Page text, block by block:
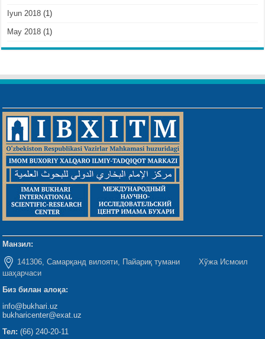
Iyun 2018 (1)
May 2018 (1)
Манзил:
141306, Самарқанд вилояти, Пайариқ тумани Хўжа Исмоил
шаҳарчаси
Биз билан алоқа:
info@bukhari.uz
bukharicenter@exat.uz
Тел: (66) 240-20-11